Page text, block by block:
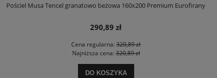
Pościel Musa Tencel granatowo beżowa 160x200 Premium Eurofirany
290,89 zł
Cena regularna: 320,89 zł
Najniższa cena:320,89 zł
DO KOSZYKA